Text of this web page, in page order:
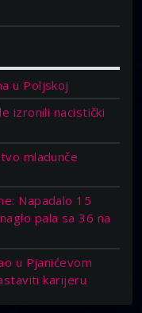
u Poljskoj
izronili nacistički
mladunče
Napadalo 15
pala sa 36 na
u Pjanićevom
karijeru